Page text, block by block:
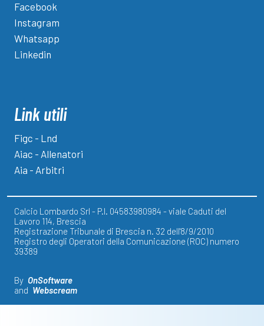
Facebook
Instagram
Whatsapp
Linkedin
Link utili
Figc - Lnd
Aiac - Allenatori
Aia - Arbitri
Calcio Lombardo Srl - P.I. 04583980984 - viale Caduti del
Lavoro 114, Brescia
Registrazione Tribunale di Brescia n. 32 dell'8/9/2010
Registro degli Operatori della Comunicazione (ROC) numero
39389
By OnSoftware
and Webscream